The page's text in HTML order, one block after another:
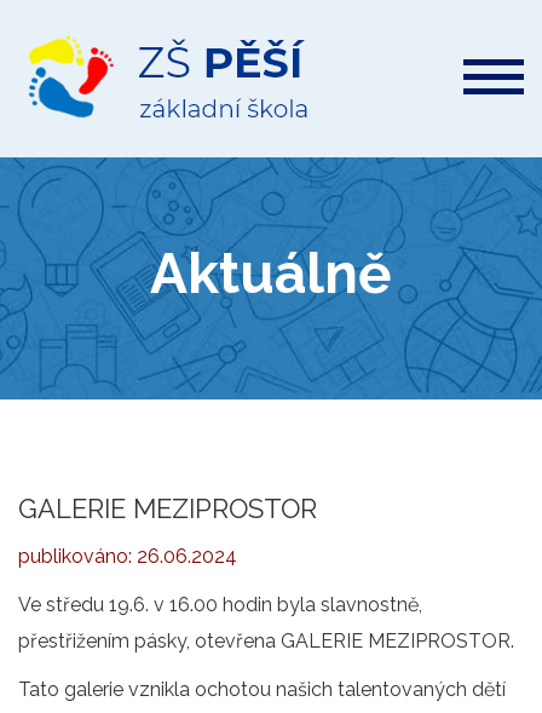
ZŠ
Pěší
Aktuálně
GALERIE MEZIPROSTOR
publikováno: 26.06.2024
Ve středu 19.6. v 16.00 hodin byla slavnostně,
přestřižením pásky, otevřena GALERIE MEZIPROSTOR.
Tato galerie vznikla ochotou našich talentovaných dětí